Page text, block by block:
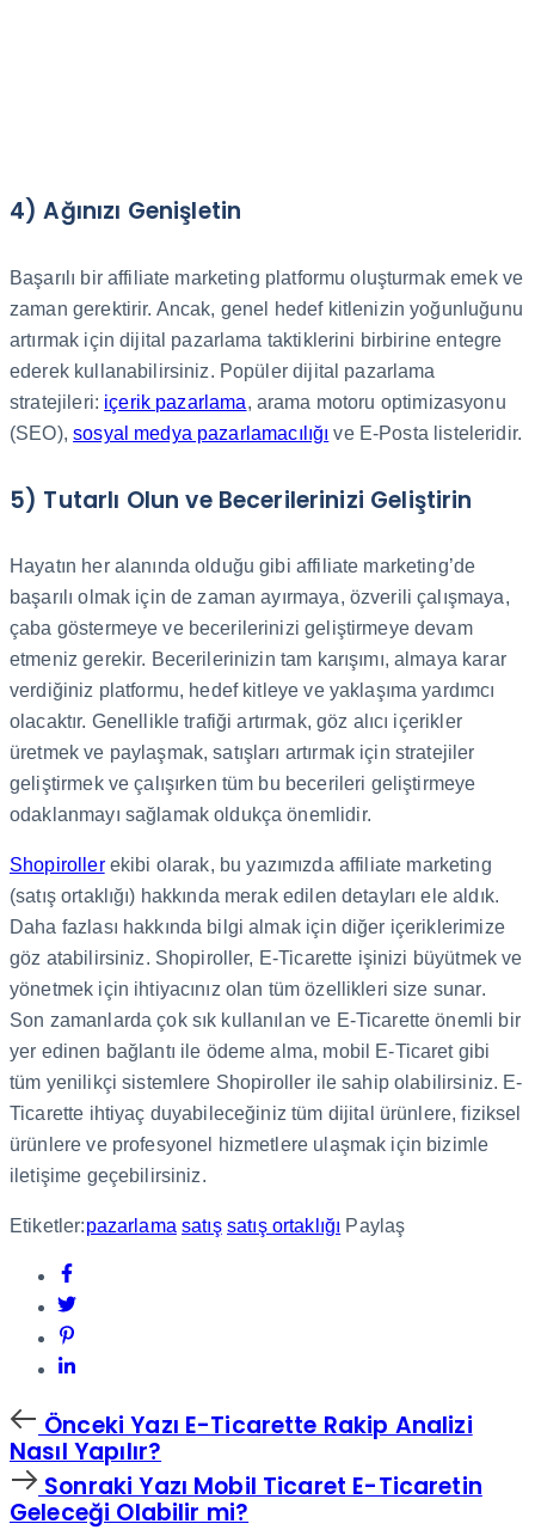
4) Ağınızı Genişletin
Başarılı bir affiliate marketing platformu oluşturmak emek ve
zaman gerektirir. Ancak, genel hedef kitlenizin yoğunluğunu
artırmak için dijital pazarlama taktiklerini birbirine entegre
ederek kullanabilirsiniz. Popüler dijital pazarlama
stratejileri: içerik pazarlama, arama motoru optimizasyonu
(SEO),sosyal medya pazarlamacılığı ve E-Posta listeleridir.
5) Tutarlı Olun ve Becerilerinizi Geliştirin
Hayatın her alanında olduğu gibi affiliate marketing’de
başarılı olmak için de zaman ayırmaya, özverili çalışmaya,
çaba göstermeye ve becerilerinizi geliştirmeye devam
etmeniz gerekir. Becerilerinizin tam karışımı, almaya karar
verdiğiniz platformu, hedef kitleye ve yaklaşıma yardımcı
olacaktır. Genellikle trafiği artırmak, göz alıcı içerikler
üretmek ve paylaşmak, satışları artırmak için stratejiler
geliştirmek ve çalışırken tüm bu becerileri geliştirmeye
odaklanmayı sağlamak oldukça önemlidir.
Shopirollerekibi olarak, bu yazımızda affiliate marketing
(satış ortaklığı) hakkında merak edilen detayları ele aldık.
Daha fazlası hakkında bilgi almak için diğer içeriklerimize
göz atabilirsiniz. Shopiroller, E-Ticarette işinizi büyütmek ve
yönetmek için ihtiyacınız olan tüm özellikleri size sunar.
Son zamanlarda çok sık kullanılan ve E-Ticarette önemli bir
yer edinen bağlantı ile ödeme alma, mobil E-Ticaret gibi
tüm yenilikçi sistemlere Shopiroller ile sahip olabilirsiniz. E-
Ticarette ihtiyaç duyabileceğiniz tüm dijital ürünlere, fiziksel
ürünlere ve profesyonel hizmetlere ulaşmak için bizimle
iletişime geçebilirsiniz.
Etiketler:pazarlama satış satış ortaklığı Paylaş
Önceki
Yazı
Önceki Yazı E-Ticarette Rakip Analizi
Nasıl Yapılır?
Sonraki
Yazı
Sonraki Yazı Mobil Ticaret E-Ticaretin
Geleceği Olabilir mi?